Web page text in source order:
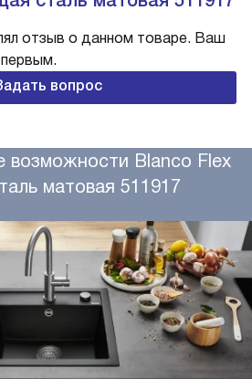
отзыв о данном товаре. Ваш
вопрос
возможности Blanco Flex
матовая 511917